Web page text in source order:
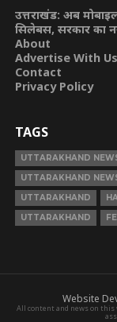
उत्तराखंड: अब
सिलेबस, सरकार का
About
Advertise With Us
Contact
Privacy Policy
TAGS
UTTARAKHAND
UTTARAKHAND
UTTARAKHAND
UTTARAKHAND
Website
All content and news on this